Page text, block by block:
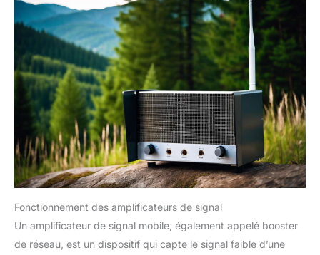
7dBi & fonction exceptionnelle] :
le gain d'antenne plus élevé
renforce considérablement le
signal Wi-Fi et étend la
couverture extérieure, la
technologie de stabilité évite
automatiquement les conflits de
canaux avec sa fonction de
sélection de canal et couvre les
zones mortes difficiles d'accès.
Amplificateur haute
performance et conception
améliorée du récepteur pour
une pénétration plus forte et une
plus grande portée que le point
d'accès général.
[Remplacement gratuit] Si vos
extendeurs Wi-Fi causent des
de raison de s'inquiéter. Nous
offrons un remplacement gratuit
dans un an. Si vous avez des
questions sur ce booster Wi-Fi,
Fonctionnement des amplificateurs de signal
Un amplificateur de signal mobile, également appelé booster
de réseau, est un dispositif qui capte le signal faible d’une